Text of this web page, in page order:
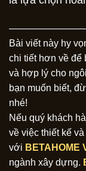
Bài viết này hy
chi tiết hơn về để
và hợp lý cho
bạn muốn biết,
nhé!
Nếu quý khách
về việc thiết kế
với BETAHOME
ngành xây dựng.